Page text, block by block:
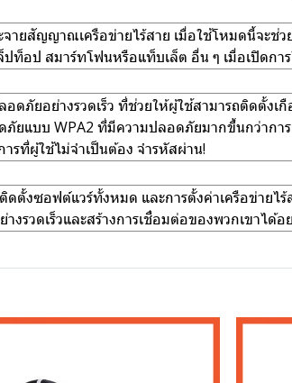
ยสัญญาณเครือข่ายไร้สาย เมื่อใช้โหมดนี้จะช่ว
อป สมาร์ทโฟนหรือแท็บเล็ต อื่น ๆ เมื่อเปิดการ
ภัยอย่างรวดเร็ว ที่ช่วยให้ผู้ใช้สามารถติดตั้งเ
แบบ WPA2 ที่มีความปลอดภัยมากขึ้นกว่าการ
รที่ผู้ใช้ไม่จำเป็นต้อง จำรหัสผ่าน!
งซอฟต์แวร์ทั้งหมด และการตั้งค่าเครือข่ายไร้
รวดเร็วและสร้างการเชื่อมต่อของพวกเขาได้อ